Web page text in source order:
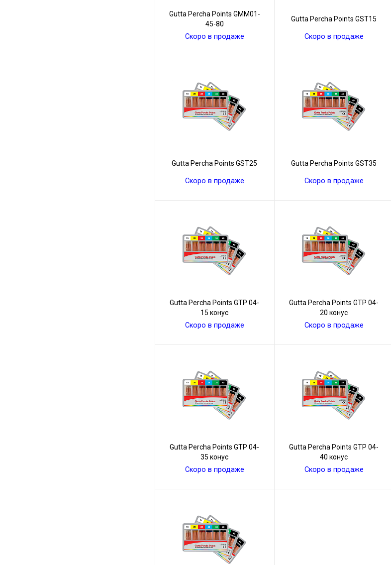
Gutta Percha Points GMM01-
45-80
Скоро в продаже
Gutta Percha Points GST15
Скоро в продаже
Gutta Percha Points GST25
Скоро в продаже
Gutta Percha Points GST35
Скоро в продаже
Gutta Percha Points GТР 04-
15 конус
Скоро в продаже
Gutta Percha Points GТР 04-
20 конус
Скоро в продаже
Gutta Percha Points GТР 04-
35 конус
Скоро в продаже
Gutta Percha Points GТР 04-
40 конус
Скоро в продаже